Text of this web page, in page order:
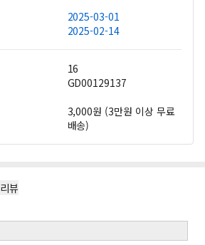
2025-03-01
2025-02-14
16
GD00129137
3,000원 (3만원 이상 무료
배송)
리뷰